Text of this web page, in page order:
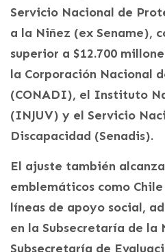
Servicio Nacional de
a la Niñez (ex Sename),
superior a $12.700
la Corporación Nacional
(CONADI), el Instituto
(INJUV) y el Servicio
Discapacidad (Senadis).
El ajuste también
emblemáticos como
líneas de apoyo social,
en la Subsecretaría de la
Subsecretaría de